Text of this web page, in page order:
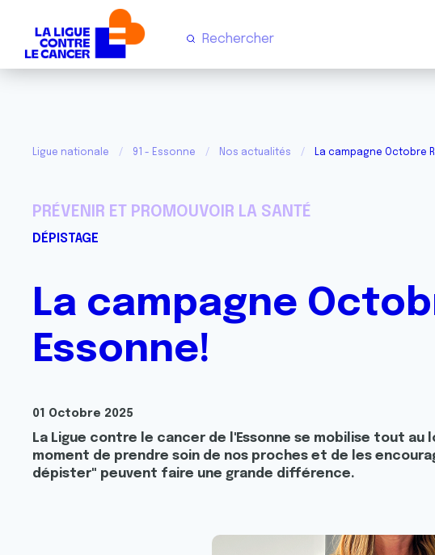
Ligue nationale 91 - Essonne Nos actualités La campagne Octobre
PRÉVENIR ET PROMOUVOIR LA SANTÉ
DÉPISTAGE
La campagne
Essonne!
01 Octobre 2025
La Ligue contre le cancer de l'Essonne se mobilise tout
moment de prendre soin de nos proches et de les
dépister" peuvent faire une grande différence.